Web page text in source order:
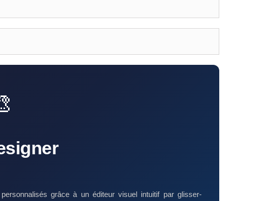
grâce à un éditeur visuel intuitif par glisser-